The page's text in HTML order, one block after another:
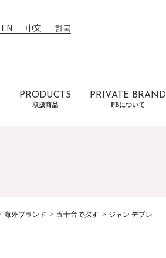
EN 中文 한국
PRODUCTS
取扱商品
PRIVATE BRAND
PBについて
海外ブランド 五十音で探す ジャン デプレ